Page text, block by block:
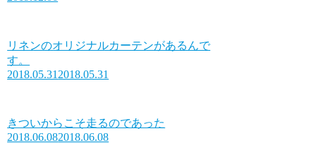
リネンのオリジナルカーテンがあるんで
す。
2018.05.31 2018.05.31
きついからこそ走るのであった
2018.06.082018.06.08